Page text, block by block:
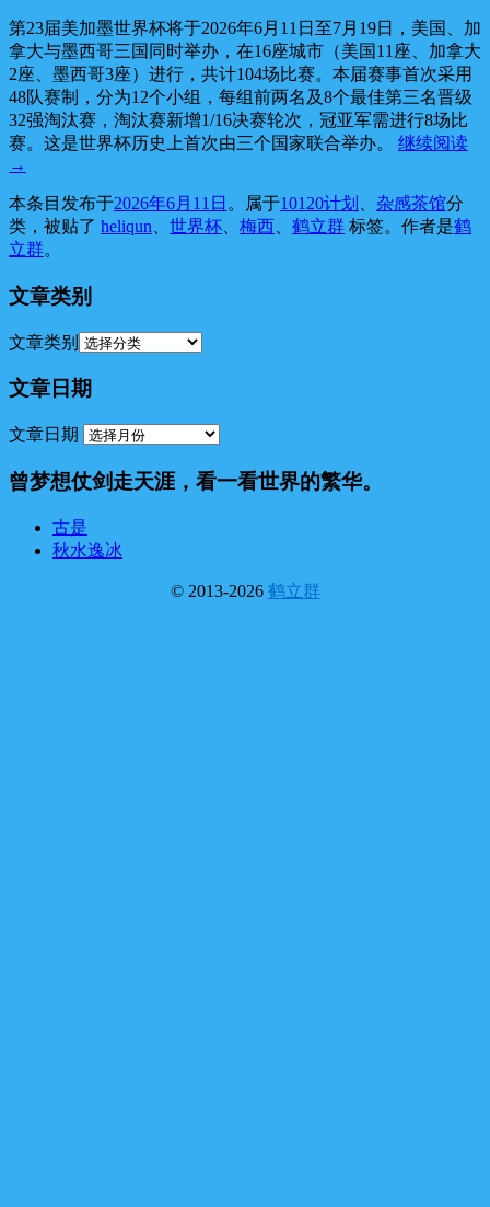
第23届美加墨世界杯将于2026年6月11日至7月19日，美国、加
拿大与墨西哥三国同时举办，在16座城市（美国11座、加拿大
2座、墨西哥3座）进行，共计104场比赛。本届赛事首次采用
48队赛制，分为12个小组，每组前两名及8个最佳第三名晋级
32强淘汰赛，淘汰赛新增1/16决赛轮次，冠亚军需进行8场比
赛。这是世界杯历史上首次由三个国家联合举办。 继续阅读
→
本条目发布于2026年6月11日 。属于10120计划 杂感茶馆分
类，被贴了 heliqun 世界杯 梅西 鹤立群 标签。 作者是鹤
立群。
文章类别
文章类别
文章日期
文章日期
曾梦想仗剑走天涯，看一看世界的繁华。
古是
秋水逸冰
© 2013-2026 鹤立群